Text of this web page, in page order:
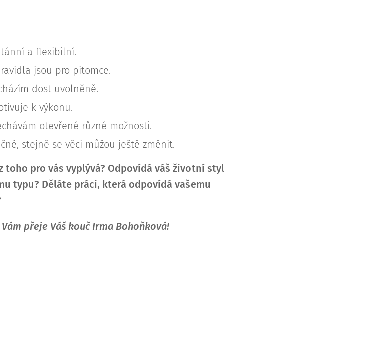
a flexibilní.
jsou pro pitomce.
dost uvolněně.
k výkonu.
otevřené různé možnosti.
stejně se věci můžou ještě změnit.
toho pro vás vyplývá? Odpovídá váš životní styl
typu? Děláte práci, která odpovídá vašemu
přeje Váš kouč Irma Bohoňková!